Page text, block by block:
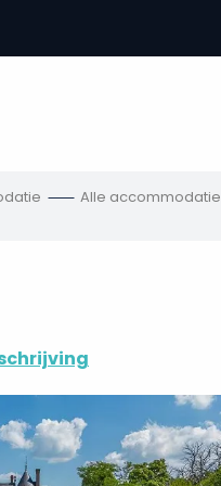
Alle accommodatie